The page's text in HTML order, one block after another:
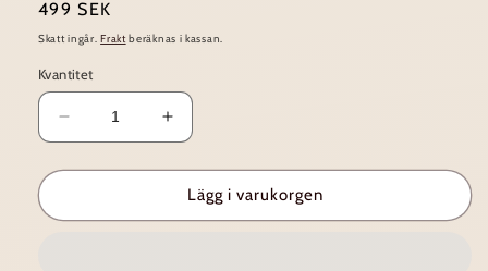
Ordinarie
pris
499 SEK
Skatt ingår.Fraktberäknas i kassan.
Kvantitet
Minska
kvantitet
för
Picaut
Öka
kvantitet
för
Picaut
Lägg i varukorgen